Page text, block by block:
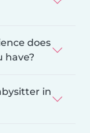
does
have?
in